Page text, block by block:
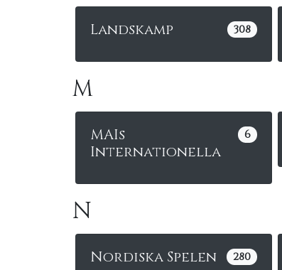
308
Landskamp
M
6
MAIs
Internationella
N
280
Nordiska Spelen